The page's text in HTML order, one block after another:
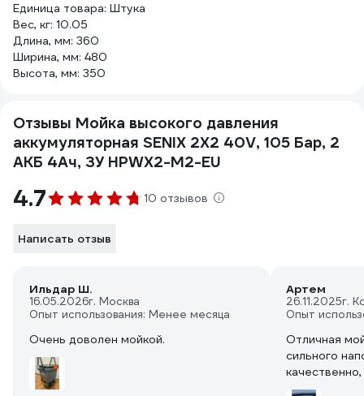
Единица товара: Штука
Вес, кг: 10.05
Длина, мм: 360
Ширина, мм: 480
Высота, мм: 350
Отзывы Мойка высокого давления
аккумуляторная SENIX 2X2 40V, 105 Бар, 2
АКБ 4Ач, ЗУ HPWX2-M2-EU
4.7 10 отзывов
Написать отзыв
Ильдар Ш.
16.05.2026г. Москва
Опыт использования: Менее месяца
Очень доволен мойкой.
Артем
26.11.2025г.
Опыт
Отличная
сильного